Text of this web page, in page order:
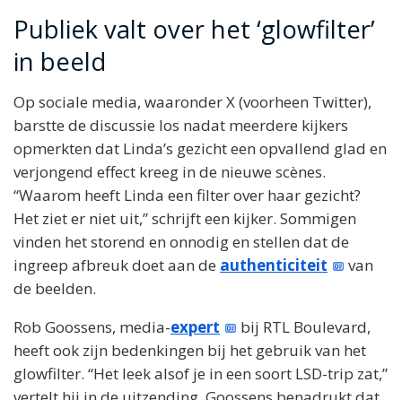
Publiek valt over het ‘glowfilter’
in beeld
Op sociale media, waaronder X (voorheen Twitter),
barstte de discussie los nadat meerdere kijkers
opmerkten dat Linda’s gezicht een opvallend glad en
verjongend effect kreeg in de nieuwe scènes.
“Waarom heeft Linda een filter over haar gezicht?
Het ziet er niet uit,” schrijft een kijker. Sommigen
vinden het storend en onnodig en stellen dat de
ingreep afbreuk doet aan de authenticiteit
van
de beelden.
Rob Goossens, media-expert
bij RTL Boulevard,
heeft ook zijn bedenkingen bij het gebruik van het
glowfilter. “Het leek alsof je in een soort LSD-trip zat,”